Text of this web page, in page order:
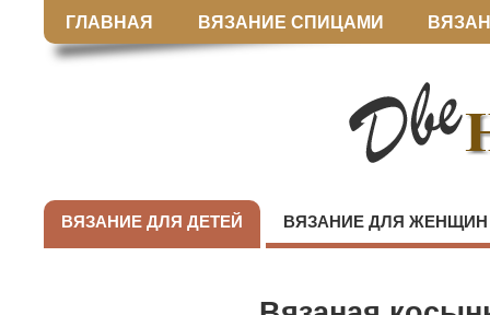
ГЛАВНАЯ ВЯЗАНИЕ СПИЦАМИ
ВЯЗАНИЕ ДЛЯ ДЕТЕЙ ВЯЗАНИЕ ДЛЯ ЖЕНЩИН